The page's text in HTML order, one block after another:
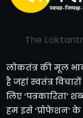
The
लोकतंत्र की मूल
है जहां स्वतंत्र
लिए
हम इसे ‘प्रोफेशन’